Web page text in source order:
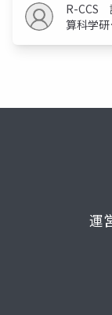
R-CCS
算科学研
運